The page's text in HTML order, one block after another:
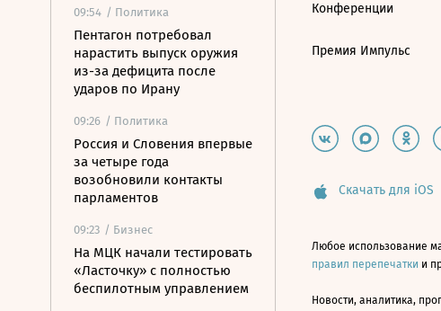
09:54 / Политика
Пентагон потребовал
нарастить выпуск оружия
из-за дефицита после
ударов по Ирану
09:26 / Политика
Россия и Словения впервые
за четыре года
возобновили контакты
парламентов
09:23 / Бизнес
На МЦК начали тестировать
«Ласточку» с полностью
беспилотным управлением
Конференции
Премия Импульс
Скачать для iOS
Любое использование
правил перепечатки и
Новости, аналитика,